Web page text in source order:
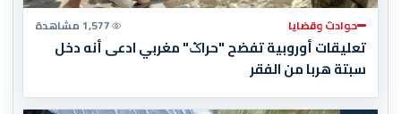
حوادث وقضايا 1,577 مشاهدة
تعليقات أوروبية تفضح "حراݣ" مغربي ادعى أنه دخل
سبتة هربا من الفقر